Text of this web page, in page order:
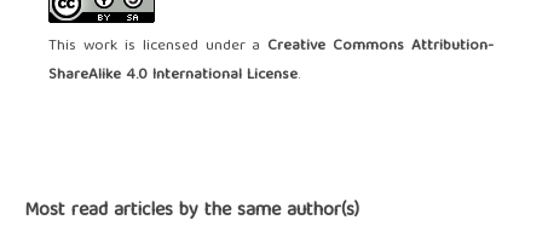
This work is licensed under a Creative Commons Attribution-
ShareAlike 4.0 International License.
Most read articles by the same author(s)